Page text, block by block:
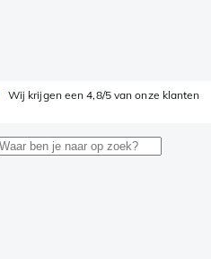
Wij krijgen een 4,8/5 van onze klanten